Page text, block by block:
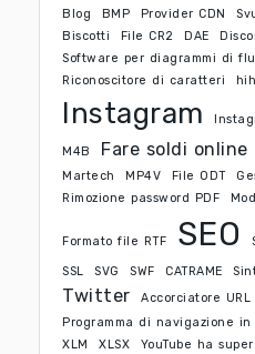
Blog
BMP Provider CDN
Biscotti
File CR2 DAE
Software per diagrammi di
Riconoscitore di caratteri
Instagram
M4B Fare soldi online
Martech
MP4V File ODT
Rimozione password PDF
Formato file RTF SEO
SSL SVG SWF CATRAME
Twitter
Accorciatore URL
Programma di navigazione in
XLM
XLSX YouTube ha